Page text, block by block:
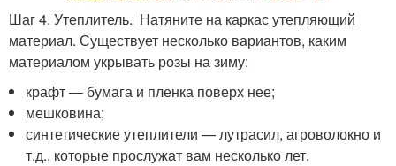
Шаг 4. Утеплитель. Натяните на каркас утепляющий
материал. Существует несколько вариантов, каким
материалом укрывать розы на зиму:
крафт — бумага и пленка поверх нее;
мешковина;
синтетические утеплители — лутрасил, агроволокно и
т.д., которые прослужат вам несколько лет.